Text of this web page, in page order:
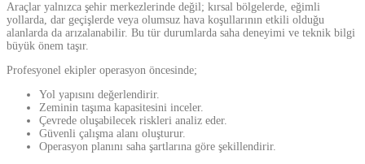
Araçlar yalnızca şehir merkezlerinde değil; kırsal bölgelerde, eğimli
yollarda, dar geçişlerde veya olumsuz hava koşullarının etkili olduğu
alanlarda da arızalanabilir. Bu tür durumlarda saha deneyimi ve teknik bilgi
büyük önem taşır.
Profesyonel ekipler operasyon öncesinde;
Yol yapısını değerlendirir.
Zeminin taşıma kapasitesini inceler.
Çevrede oluşabilecek riskleri analiz eder.
Güvenli çalışma alanı oluşturur.
Operasyon planını saha şartlarına göre şekillendirir.